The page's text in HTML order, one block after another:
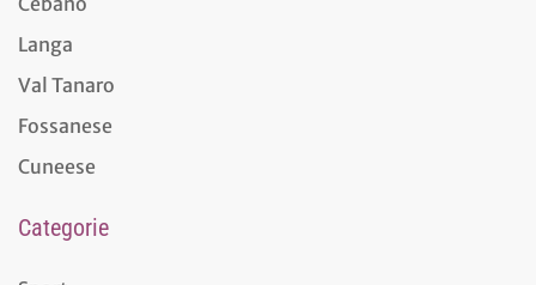
Langa
Val Tanaro
Fossanese
Cuneese
Categorie